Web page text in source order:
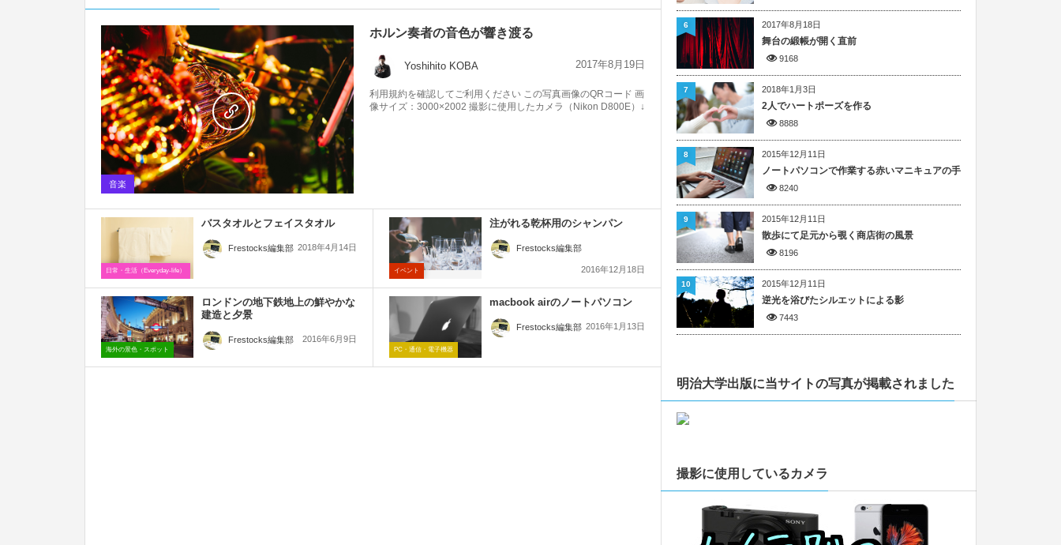
音楽
ホルン奏者の音色が響き渡る
Yoshihito KOBA 2017年8月19日
利用規約を確認してご利用ください この写真画像のQRコード 画
像サイズ：3000×2002 撮影に使用したカメラ（Nikon D800E）↓
日常・生活（Everyday-life）
バスタオルとフェイスタオル
Frestocks編集部 2018年4月14日
イベント
注がれる乾杯用のシャンパン
Frestocks編集部
2016年12月18日
海外の景色・スポット
ロンドンの地下鉄地上の鮮やかな
建造と夕景
Frestocks編集部 2016年6月9日
PC・通信・電子機器
macbook airのノートパソコン
Frestocks編集部 2016年1月13日
2017年8月18日
舞台の緞帳が開く直前
9168
6
2018年1月3日
2人でハートポーズを作る
8888
7
2015年12月11日
ノートパソコンで作業する赤いマニキュアの手
8240
8
2015年12月11日
散歩にて足元から覗く商店街の風景
8196
9
2015年12月11日
逆光を浴びたシルエットによる影
7443
10
明治大学出版に当サイトの写真が掲載されました
撮影に使用しているカメラ